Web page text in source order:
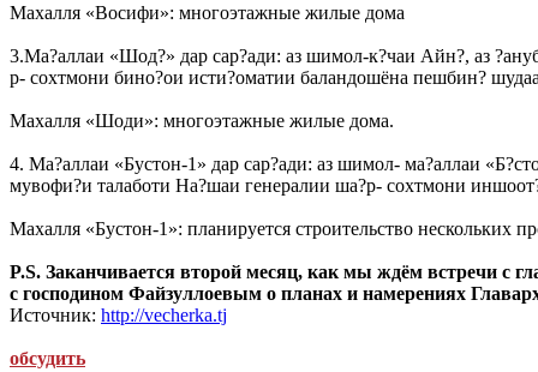
Махалля «Восифи»: многоэтажные жилые дома
3.Ма?аллаи «Шод?» дар сар?ади: аз шимол-к?чаи Айн?, аз
р- сохтмони бино?ои исти?оматии баландошёна пешбин?
Махалля «Шоди»: многоэтажные жилые дома.
4. Ма?аллаи «Бустон-1» дар сар?ади: аз шимол- ма?аллаи
мувофи?и талаботи На?шаи генералии ша?р- сохтмони
Махалля «Бустон-1»: планируется строительство нескольких
P.S. Заканчивается второй месяц, как мы ждём встречи с
с господином Файзуллоевым о планах и намерениях
Источник: http://vecherka.tj
обсудить